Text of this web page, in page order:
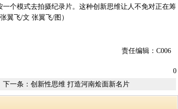
个模式去拍摄纪录片。这种创新思维让人不免对正在筹
翼飞/文 张翼飞/图）
责任编辑：C006
0
下一条： 创新性思维 打造河南烩面新名片